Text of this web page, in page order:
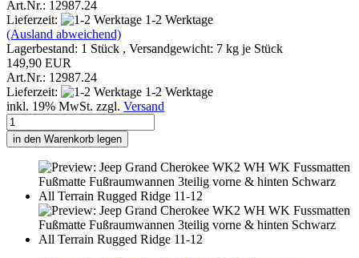
Art.Nr.: 12987.24
Lieferzeit:
1-2 Werktage
(Ausland abweichend)
Lagerbestand: 1 Stück , Versandgewicht: 7 kg je Stück
149,90 EUR
Art.Nr.: 12987.24
Lieferzeit:
1-2 Werktage
inkl. 19% MwSt. zzgl. Versand
in den Warenkorb legen